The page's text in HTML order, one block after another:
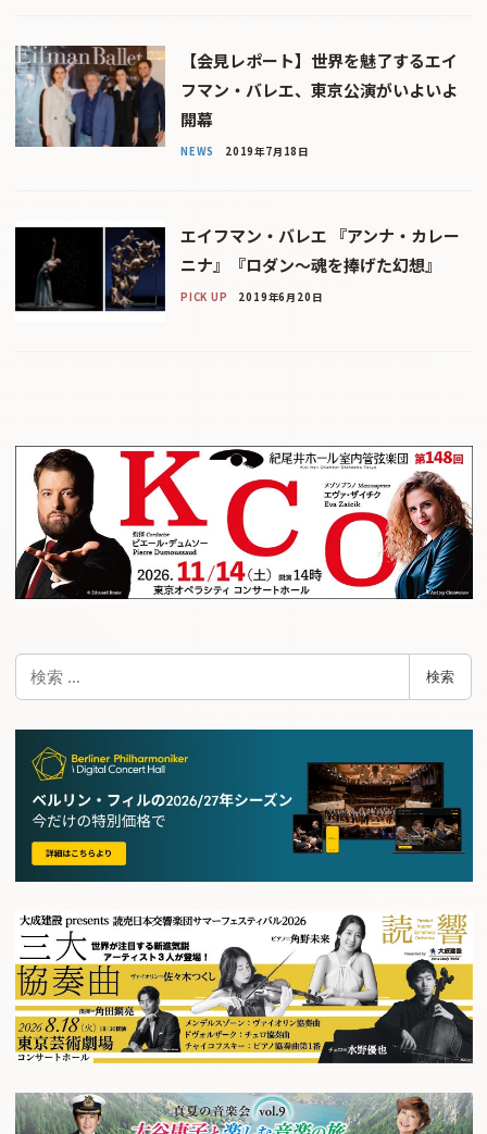
【会見レポート】世界を魅了するエイ
フマン・バレエ、東京公演がいよいよ
開幕
NEWS 2019年7月18日
エイフマン・バレエ 『アンナ・カレー
ニナ』『ロダン〜魂を捧げた幻想』
PICK UP 2019年6月20日
検
検索